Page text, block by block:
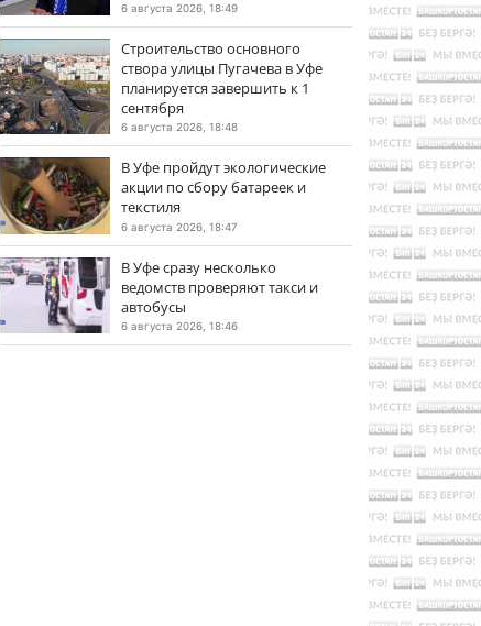
6 августа 2026, 18:49
Строительство основного
створа улицы Пугачева в Уфе
планируется завершить к 1
сентября
6 августа 2026, 18:48
В Уфе пройдут экологические
акции по сбору батареек и
текстиля
6 августа 2026, 18:47
В Уфе сразу несколько
ведомств проверяют такси и
автобусы
6 августа 2026, 18:46